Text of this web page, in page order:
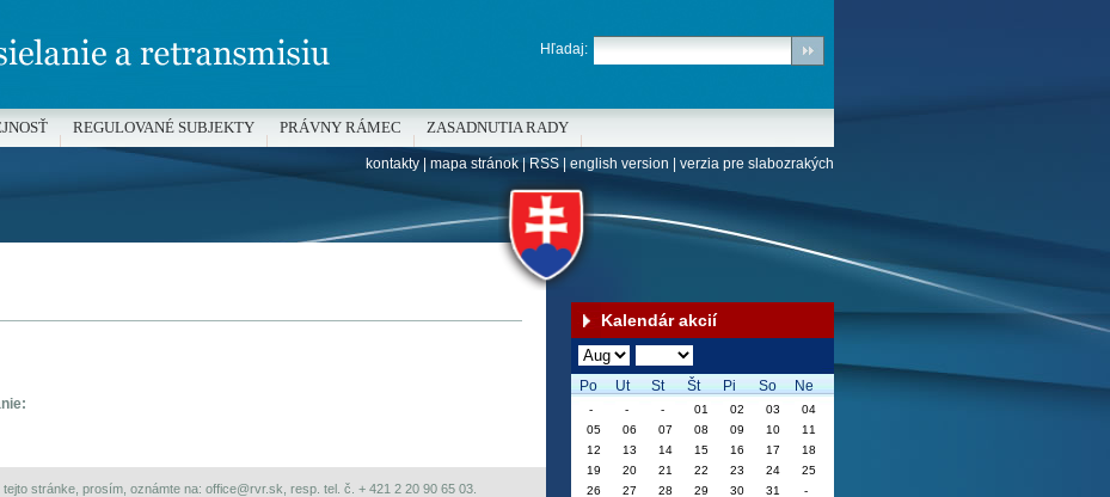
stránke, prosím, oznámte na: office@rvr.sk, resp. tel. č. + 421 2 20 90 65 03.
Kalendár akcií
Po Ut St Št Pi So Ne
Hľadaj:
REGULOVANÉ SUBJEKTY PRÁVNY RÁMEC ZASADNUTIA RADY
kontakty| mapa stránok|RSS| english version verzia pre slabozrakých